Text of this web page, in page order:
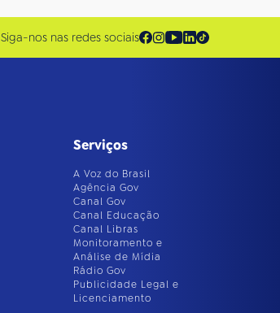
Siga-nos nas redes sociais
Serviços
A Voz do Brasil
Agência Gov
Canal Gov
Canal Educação
Canal Libras
Monitoramento e
Análise de Mídia
Rádio Gov
Publicidade Legal e
Licenciamento